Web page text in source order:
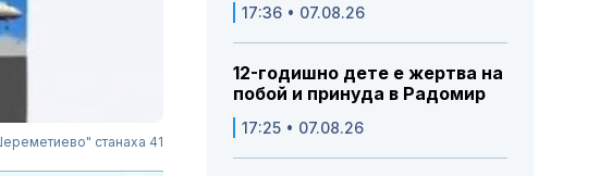
станаха 41
17:36 • 07.08.26
12-годишно дете е жертва на
побой и принуда в Радомир
17:25 • 07.08.26